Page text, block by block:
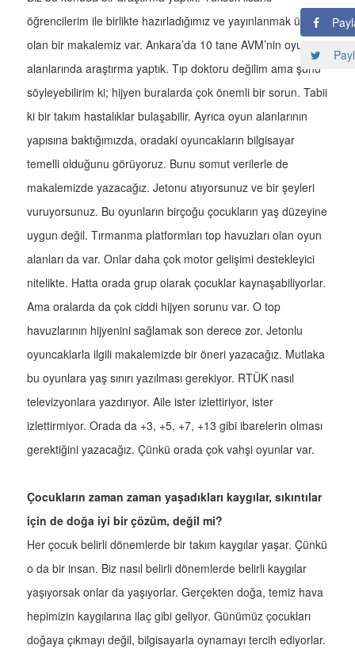
öğrencilerim ile birlikte hazırladığımız ve yayınlanmak üzere
olan bir makalemiz var. Ankara’da 10 tane AVM’nin oyun
alanlarında araştırma yaptık. Tıp doktoru değilim ama şunu
söyleyebilirim ki; hijyen buralarda çok önemli bir sorun. Tabii
ki bir takım hastalıklar bulaşabilir. Ayrıca oyun alanlarının
yapısına baktığımızda, oradaki oyuncakların bilgisayar
temelli olduğunu görüyoruz. Bunu somut verilerle de
makalemizde yazacağız. Jetonu atıyorsunuz ve bir şeyleri
vuruyorsunuz. Bu oyunların birçoğu çocukların yaş düzeyine
uygun değil. Tırmanma platformları top havuzları olan oyun
alanları da var. Onlar daha çok motor gelişimi destekleyici
nitelikte. Hatta orada grup olarak çocuklar kaynaşabiliyorlar.
Ama oralarda da çok ciddi hijyen sorunu var. O top
havuzlarının hijyenini sağlamak son derece zor. Jetonlu
oyuncaklarla ilgili makalemizde bir öneri yazacağız. Mutlaka
bu oyunlara yaş sınırı yazılması gerekiyor. RTÜK nasıl
televizyonlara yazdırıyor. Aile ister izlettiriyor, ister
izlettirmiyor. Orada da +3, +5, +7, +13 gibi ibarelerin olması
gerektiğini yazacağız. Çünkü orada çok vahşi oyunlar var.
Çocukların zaman zaman yaşadıkları kaygılar, sıkıntılar
için de doğa iyi bir çözüm, değil mi?
Her çocuk belirli dönemlerde bir takım kaygılar yaşar. Çünkü
o da bir insan. Biz nasıl belirli dönemlerde belirli kaygılar
yaşıyorsak onlar da yaşıyorlar. Gerçekten doğa, temiz hava
hepimizin kaygılarına ilaç gibi geliyor. Günümüz çocukları
doğaya çıkmayı değil, bilgisayarla oynamayı tercih ediyorlar.